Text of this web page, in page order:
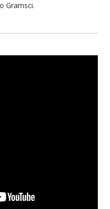
Gramsci.